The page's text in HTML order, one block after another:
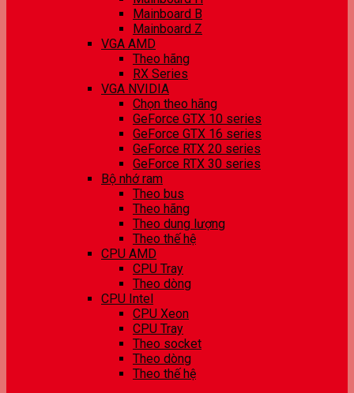
Mainboard B
Mainboard Z
VGA AMD
Theo hãng
RX Series
VGA NVIDIA
Chọn theo hãng
GeForce GTX 10 series
GeForce GTX 16 series
GeForce RTX 20 series
GeForce RTX 30 series
Bộ nhớ ram
Theo bus
Theo hãng
Theo dung lượng
Theo thế hệ
CPU AMD
CPU Tray
Theo dòng
CPU Intel
CPU Xeon
CPU Tray
Theo socket
Theo dòng
Theo thế hệ